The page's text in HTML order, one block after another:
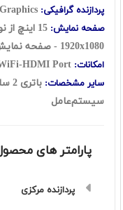
پردازنده گرافیکی:
صفحه نمایش:
1920x1080 - صفحه نمایش مات
امکانات:
سایر مشخصات:
سيستم‌عامل
پارامتر های
پردازنده مرکزی